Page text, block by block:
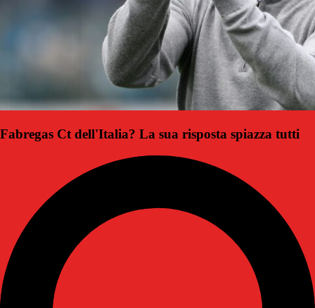
Fabregas Ct dell'Italia? La sua risposta spiazza tutti